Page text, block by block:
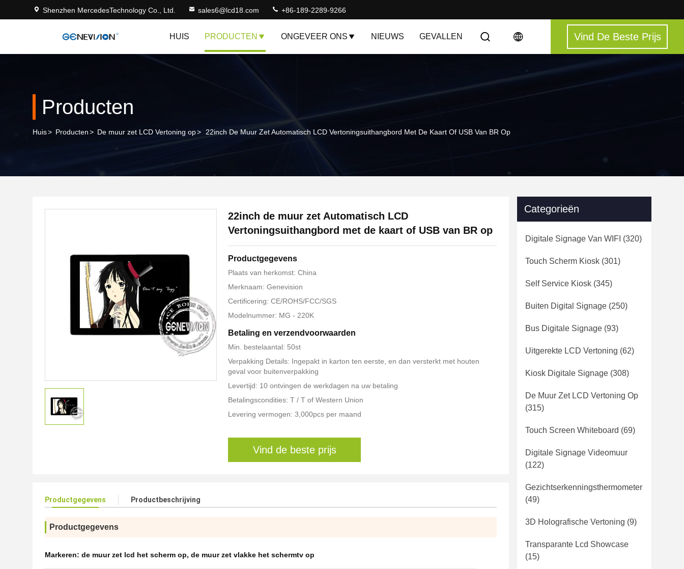
Shenzhen MercedesTechnology Co., Ltd. sales6@lcd18.com +86-189-2289-9266
HUIS PRODUCTEN ONGEVEER ONS NIEUWS GEVALLEN Vind De Beste Prijs
Producten
Huis> Producten> De muur zet LCD Vertoning op> 22inch De Muur Zet Automatisch LCD Vertoningsuithangbord Met De Kaart Of USB Van BR Op
22inch de muur zet Automatisch LCD
Vertoningsuithangbord met de kaart of USB van BR op
Productgegevens
Plaats van herkomst: China
Merknaam: Genevision
Certificering: CE/ROHS/FCC/SGS
Modelnummer: MG - 220K
Betaling en verzendvoorwaarden
Min. bestelaantal: 50st
Verpakking Details: Ingepakt in karton ten eerste, en dan versterkt met houten
geval voor buitenverpakking
Levertijd: 10 ontvingen de werkdagen na uw betaling
Betalingscondities: T / T of Western Union
Levering vermogen: 3,000pcs per maand
Vind de beste prijs
Productgegevens Productbeschrijving
Productgegevens
Markeren: de muur zet lcd het scherm op, de muur zet vlakke het schermtv op
Categorieën
Digitale Signage Van WIFI (320)
Touch Scherm Kiosk (301)
Self Service Kiosk (345)
Buiten Digital Signage (250)
Bus Digitale Signage (93)
Uitgerekte LCD Vertoning (62)
Kiosk Digitale Signage (308)
De Muur Zet LCD Vertoning Op
(315)
Touch Screen Whiteboard (69)
Digitale Signage Videomuur
(122)
Gezichtserkenningsthermometer
(49)
3D Holografische Vertoning (9)
Transparante Lcd Showcase
(15)